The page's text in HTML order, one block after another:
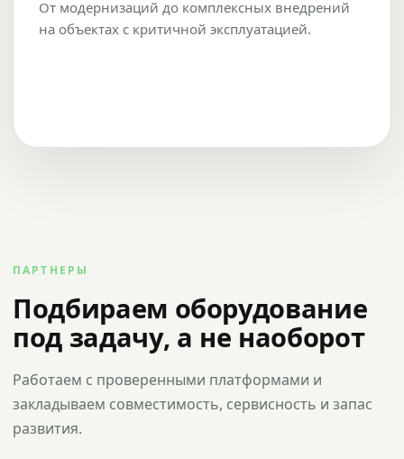
От модернизаций до комплексных внедрений
на объектах с критичной эксплуатацией.
ПАРТНЕРЫ
Подбираем оборудование
под задачу, а не наоборот
Работаем с проверенными платформами и
закладываем совместимость, сервисность и запас
развития.